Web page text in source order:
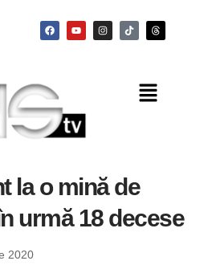
la o mină de
urmă 18 decese
2020